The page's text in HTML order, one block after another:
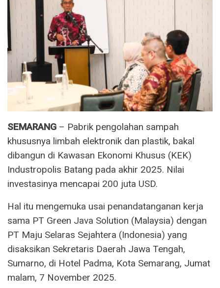
SEMARANG – Pabrik pengolahan sampah
khususnya limbah elektronik dan plastik, bakal
dibangun di Kawasan Ekonomi Khusus (KEK)
Industropolis Batang pada akhir 2025. Nilai
investasinya mencapai 200 juta USD.
Hal itu mengemuka usai penandatanganan kerja
sama PT Green Java Solution (Malaysia) dengan
PT Maju Selaras Sejahtera (Indonesia) yang
disaksikan Sekretaris Daerah Jawa Tengah,
Sumarno, di Hotel Padma, Kota Semarang, Jumat
malam, 7 November 2025.